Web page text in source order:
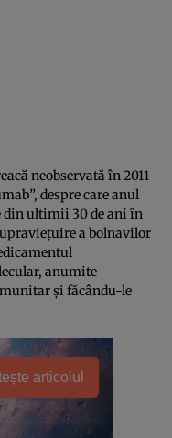
neobservată în 2011
despre care anul
din ultimii 30 de ani în
a bolnavilor
anumite
şi făcându-le
articolul